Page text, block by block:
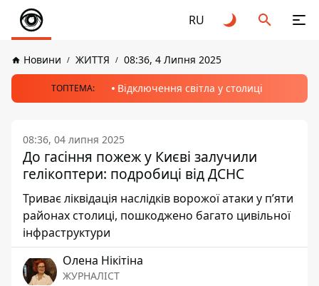
RU
Новини ЖИТТЯ 08:36, 4 Липня 2025
ТОПТЕМА: Відключення світла у столиці
08:36, 04 липня 2025
До гасіння пожеж у Києві залучили
гелікоптери: подробиці від ДСНС
Триває ліквідація наслідків ворожої атаки у п’яти
районах столиці, пошкоджено багато цивільної
інфраструктури
Олена Нікітіна
ЖУРНАЛІСТ